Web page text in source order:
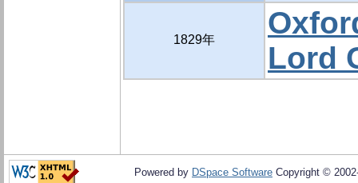
1829年
Lord
Powered by DSpace Software Copyright ©